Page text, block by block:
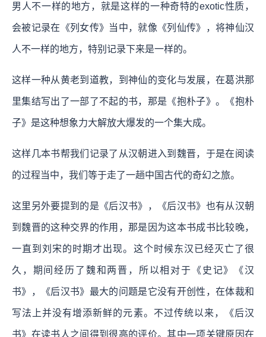
男人不一样的地方，就是这样的一种奇特的exotic性质，
会被记录在《列女传》当中，就像《列仙传》，将神仙汉
人不一样的地方，特别记录下来是一样的。
这样一种从黄老到道教，到神仙的变化与发展，在葛洪那
里集结写出了一部了不起的书，那是《抱朴子》。《抱朴
子》是这种想象力大解放大爆发的一个集大成。
这样几本书帮我们记录了从汉朝进入到魏晋，于是在阅读
的过程当中，我们等于走了一趟中国古代的奇幻之旅。
这里另外要提到的是《后汉书》，《后汉书》也有从汉朝
到魏晋的这种交界的作用，那是因为这本书成书比较晚，
一直到刘宋的时期才出现。这个时候东汉已经灭亡了很
久，期间经历了魏和两晋，所以相对于《史记》《汉
书》，《后汉书》最大的问题是它没有开创性，在体裁和
写法上并没有增添新鲜的元素。不过传统以来，《后汉
书》在读书人之间得到很高的评价。其中一项关键原因在